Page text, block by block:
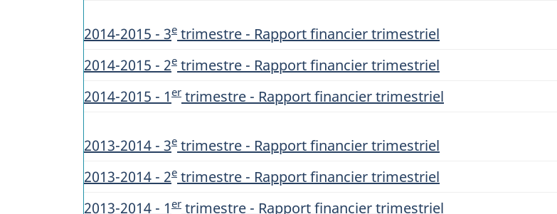
2014-2015 - 3e trimestre - Rapport financier trimestriel
2014-2015 - 2e trimestre - Rapport financier trimestriel
2014-2015 - 1 er trimestre - Rapport financier trimestriel
2013-2014 - 3e trimestre - Rapport financier trimestriel
2013-2014 - 2e trimestre - Rapport financier trimestriel
2013-2014 - 1 er trimestre - Rapport financier trimestriel